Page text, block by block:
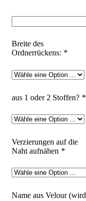
Breite des
Ordnerrückens: *
aus 1 oder 2 Stoffen? *
Verzierungen auf die
Naht aufnähen *
Name aus Velour (wird